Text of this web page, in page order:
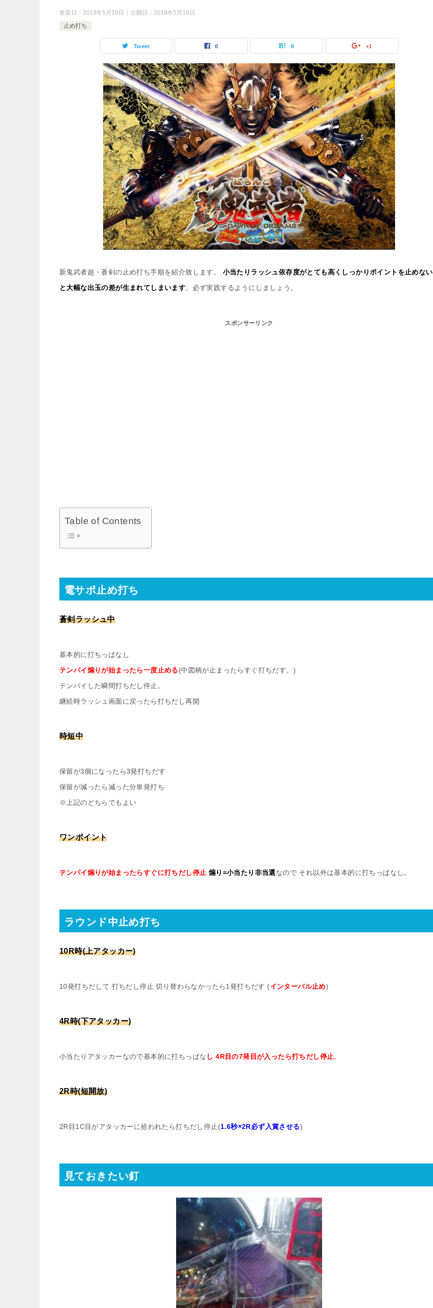
更新日： 2019年5月19日 公開日： 2019年5月18日
止め打ち
Tweet 0 0 +1
新鬼武者超・蒼剣の止め打ち手順を紹介致します。 小当たりラッシュ依存度がとても高くしっかりポイントを止めない
と大幅な出玉の差が生まれてしまいます。必ず実践するようにしましょう。
スポンサーリンク
Table of Contents
電サポ止め打ち
蒼剣ラッシュ中
基本的に打ちっぱなし
テンパイ煽りが始まったら一度止める(中図柄が止まったらすぐ打ちだす。)
テンパイした瞬間打ちだし停止。
継続時ラッシュ画面に戻ったら打ちだし再開
時短中
保留が3個になったら3発打ちだす
保留が減ったら減った分単発打ち
※上記のどちらでもよい
ワンポイント
テンパイ煽りが始まったらすぐに打ちだし停止 煽り=小当たり非当選なので それ以外は基本的に打ちっぱなし。
ラウンド中止め打ち
10R時(上アタッカー)
10発打ちだして 打ちだし停止 切り替わらなかったら1発打ちだす (インターバル止め)
4R時(下アタッカー)
小当たりアタッカーなので基本的に打ちっぱな し 4R目の7発目が入ったら打ちだし停止。
2R時(短開放)
2R目1C目がアタッカーに拾われたら打ちだし停止(1.6秒×2R必ず入賞させる)
見ておきたい釘